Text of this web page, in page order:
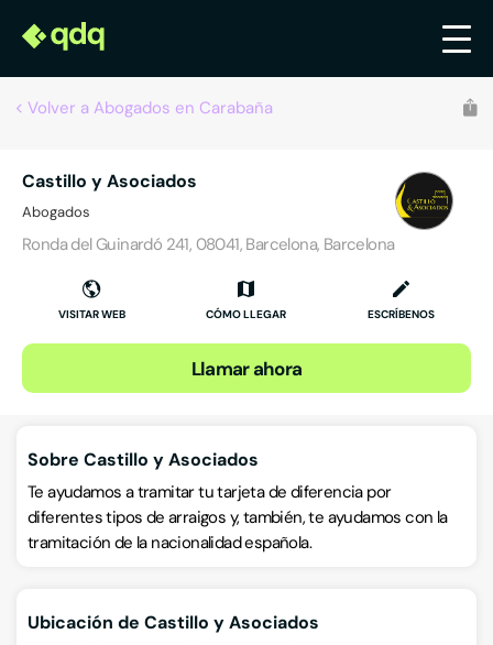
Volver a Abogados en Carabaña
Castillo y Asociados
Abogados
Ronda del Guinardó 241, 08041, Barcelona, Barcelona
VISITAR WEB CÓMO LLEGAR ESCRÍBENOS
Llamar ahora
Sobre Castillo y Asociados
Te ayudamos a tramitar tu tarjeta de diferencia por
diferentes tipos de arraigos y, también, te ayudamos con la
tramitación de la nacionalidad española.
Ubicación de Castillo y Asociados